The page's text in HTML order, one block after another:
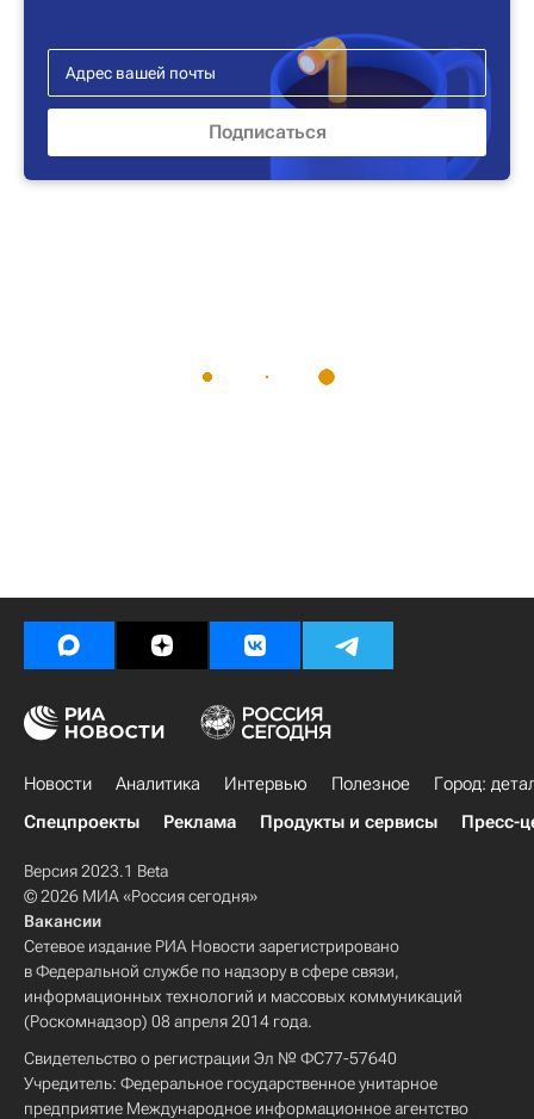
Новости Аналитика Интервью Полезное
Город:
Спецпроекты
Реклама Продукты и сервисы Пресс-
Версия 2023.1 Beta
© 2026 МИА «Россия сегодня»
Вакансии
Сетевое издание РИА Новости зарегистрировано
в Федеральной службе по надзору в сфере связи,
информационных технологий и массовых коммуникаций
(Роскомнадзор) 08 апреля 2014 года.
Свидетельство о регистрации Эл № ФС77-57640
Учредитель: Федеральное государственное унитарное
предприятие Международное информационное агентство